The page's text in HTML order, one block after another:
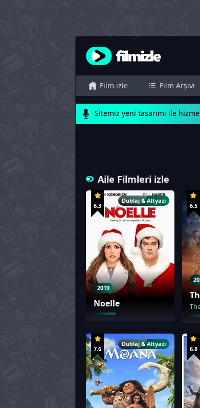
Film izle Film Arşivi
Sitemiz yeni tasarımı ile
Aile Filmleri izle
6.3
Dublaj & Altyazı
2019
Noelle
6.5
7.6
Dublaj & Altyazı
6.8